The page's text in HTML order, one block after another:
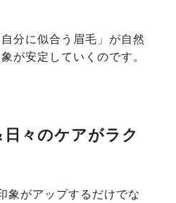
分に似合う眉毛」が自然
が安定していくのです。
々のケアがラク
象がアップするだけでな